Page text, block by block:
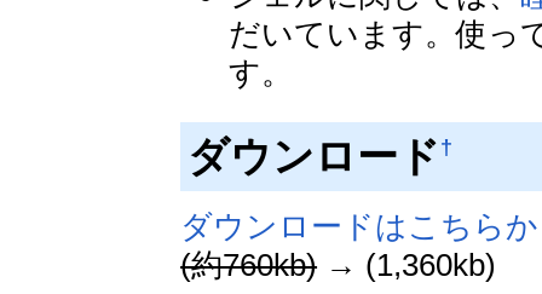
だいています。使っ
す。
ダウンロード†
ダウンロードはこちら
(約760kb) → (1,360kb)